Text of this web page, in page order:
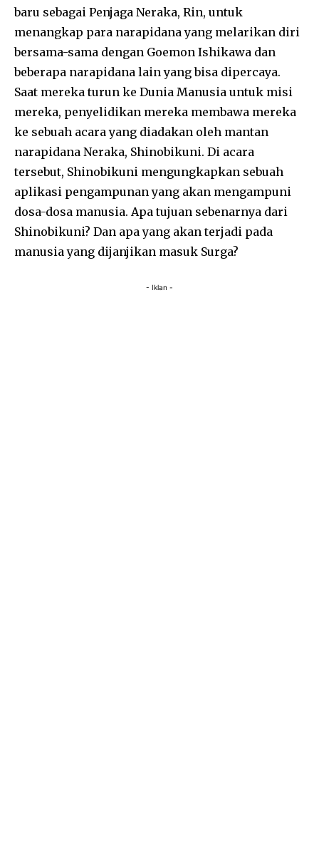
baru sebagai Penjaga Neraka, Rin, untuk
menangkap para narapidana yang melarikan diri
bersama-sama dengan Goemon Ishikawa dan
beberapa narapidana lain yang bisa dipercaya.
Saat mereka turun ke Dunia Manusia untuk misi
mereka, penyelidikan mereka membawa mereka
ke sebuah acara yang diadakan oleh mantan
narapidana Neraka, Shinobikuni. Di acara
tersebut, Shinobikuni mengungkapkan sebuah
aplikasi pengampunan yang akan mengampuni
dosa-dosa manusia. Apa tujuan sebenarnya dari
Shinobikuni? Dan apa yang akan terjadi pada
manusia yang dijanjikan masuk Surga?
- Iklan -